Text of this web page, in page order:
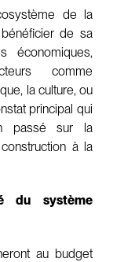
de la
bénéficier de sa
économiques,
comme
la culture, ou
principal qui
passé sur la
à la
du système
au budget